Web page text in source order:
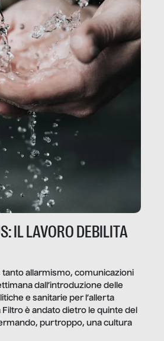
IL LAVORO DEBILITA
tanto allarmismo, comunicazioni
dall’introduzione delle
e sanitarie per l’allerta
è andato dietro le quinte del
purtroppo, una cultura